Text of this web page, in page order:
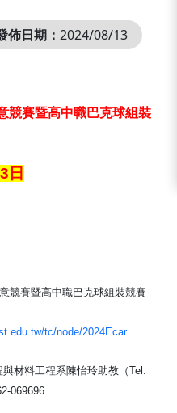
佈日期： 2024/08/13
競賽暨高中職巴克球組裝
日
競賽暨高中職巴克球組裝競賽
tc/node/2024Ecar
材料工程系陳怡玲助教（Tel:
069696